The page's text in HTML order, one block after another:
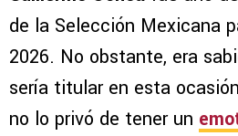
de la Selección Mexicana
2026. No obstante, era
sería titular en esta
no lo privó de tener un